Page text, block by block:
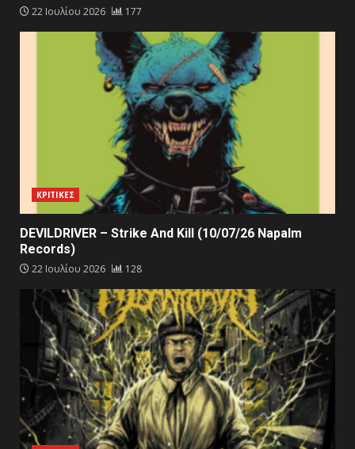
22 Ιουλίου 2026 177
ΚΡΙΤΙΚΕΣ
DEVILDRIVER – Strike And Kill (10/07/26 Napalm
Records)
22 Ιουλίου 2026 128